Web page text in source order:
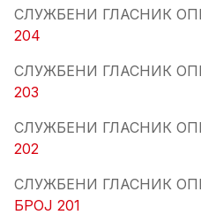
СЛУЖБЕНИ ГЛАСНИК
204
СЛУЖБЕНИ ГЛАСНИК
203
СЛУЖБЕНИ ГЛАСНИК
202
СЛУЖБЕНИ ГЛАСНИК
БРОЈ 201